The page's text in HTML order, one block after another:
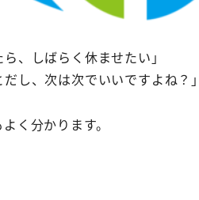
、しばらく休ませたい」
だし、次は次でいいですよね？」
く分かります。